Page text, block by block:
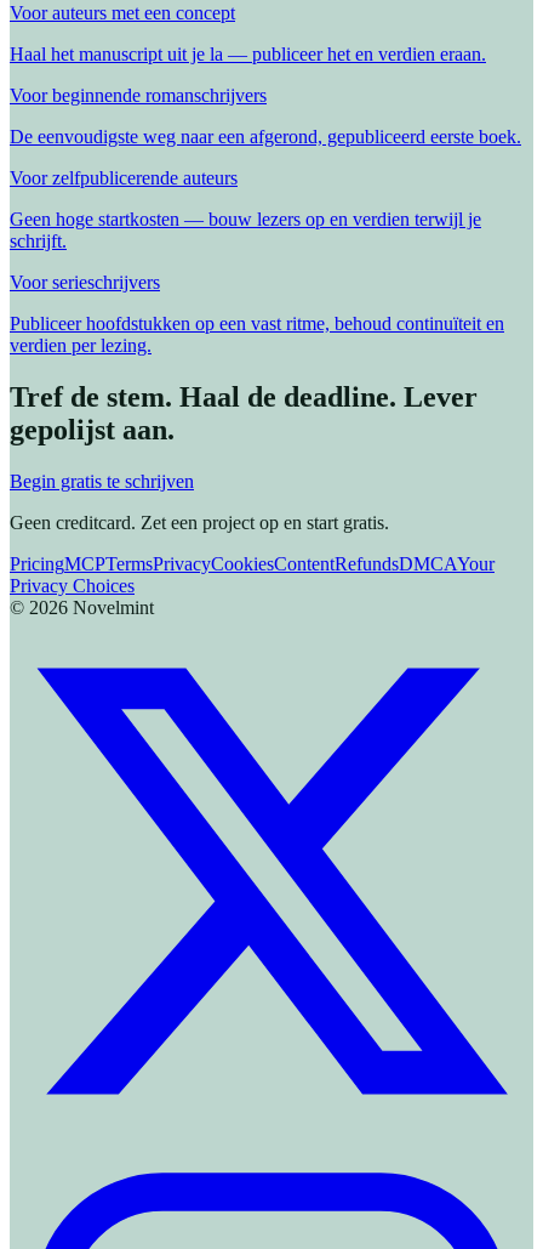
Voor auteurs met een concept
Haal het manuscript uit je la — publiceer het en verdien eraan.
Voor beginnende romanschrijvers
De eenvoudigste weg naar een afgerond, gepubliceerd eerste boek.
Voor zelfpublicerende auteurs
Geen hoge startkosten — bouw lezers op en verdien terwijl je
schrijft.
Voor serieschrijvers
Publiceer hoofdstukken op een vast ritme, behoud continuïteit en
verdien per lezing.
Tref de stem. Haal de deadline. Lever
gepolijst aan.
Begin gratis te schrijven
Geen creditcard. Zet een project op en start gratis.
PricingMCPTermsPrivacyCookiesContentRefundsDMCAYour
Privacy Choices
© 2026 Novelmint